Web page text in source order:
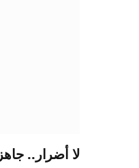
لا أضرار..